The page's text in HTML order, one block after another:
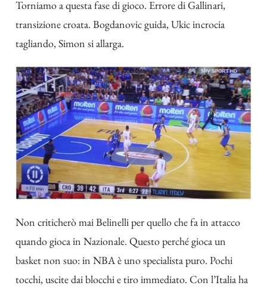
Torniamo a questa fase di gioco. Errore di Gallinari,
transizione croata. Bogdanovic guida, Ukic incrocia
tagliando, Simon si allarga.
Non criticherò mai Belinelli per quello che fa in attacco
quando gioca in Nazionale. Questo perché gioca un
basket non suo: in NBA è uno specialista puro. Pochi
tocchi, uscite dai blocchi e tiro immediato. Con l’Italia ha